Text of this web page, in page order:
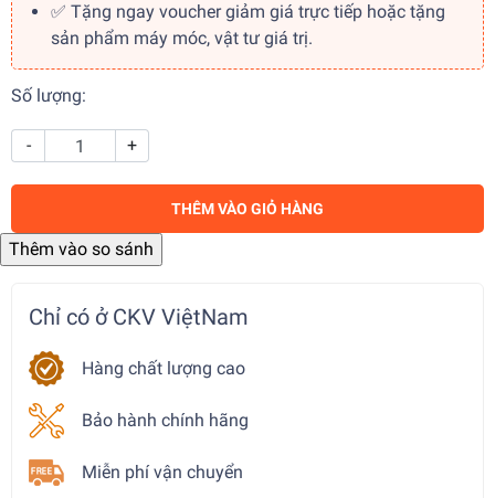
✅ Tặng ngay voucher giảm giá trực tiếp hoặc tặng
sản phẩm máy móc, vật tư giá trị.
Số lượng:
- +
THÊM VÀO GIỎ HÀNG
Chỉ có ở CKV ViệtNam
Hàng chất lượng cao
Bảo hành chính hãng
Miễn phí vận chuyển